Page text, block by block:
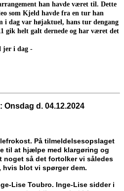
han havde været til. Dette
som Kjeld havde fra en tur han
i dag var højaktuel, hans tur dengang
gik helt galt dernede og har været det
jer i dag -
Onsdag d. 04.12.2024
På tilmeldelsesopslaget
til at hjælpe med klargøring og
noget så det fortolker vi således
blot vi spørger dem.
Lise Toubro. Inge-Lise sidder i